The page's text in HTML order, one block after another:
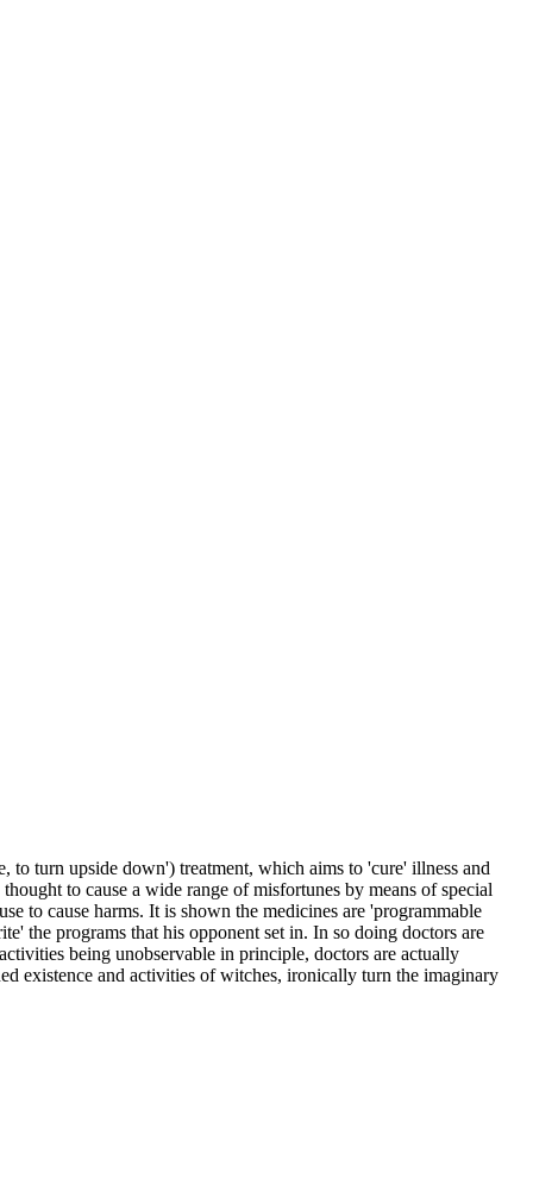
turn upside down') treatment, which aims to 'cure' illness and
to cause a wide range of misfortunes by means of special
to cause harms. It is shown the medicines are 'programmable
the programs that his opponent set in. In so doing doctors are
being unobservable in principle, doctors are actually
existence and activities of witches, ironically turn the imaginary